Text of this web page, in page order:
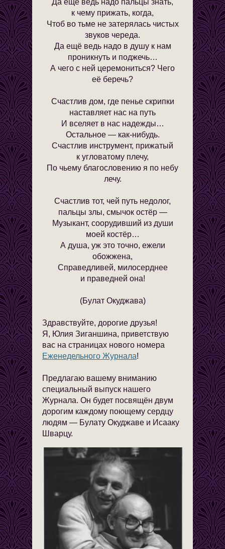
Да ещё ведь надо пальцы знать,
к чему прижать, когда,
Чтоб во тьме не затерялась чистых
звуков череда.
Да ещё ведь надо в душу к нам
проникнуть и поджечь…
А чего с ней церемониться? Чего
её беречь?
Счастлив дом, где пенье скрипки
наставляет нас на путь
И вселяет в нас надежды…
Остальное — как-нибудь.
Счастлив инструмент, прижатый
к угловатому плечу,
По чьему благословению я по небу
лечу.
Счастлив тот, чей путь недолог,
пальцы злы, смычок остёр —
Музыкант, соорудивший из души
моей костёр…
А душа, уж это точно, ежели
обожжена,
Справедливей, милосерднее
и праведней она!
(Булат Окуджава)
Здравствуйте, дорогие друзья!
Я, Юлия Зиганшина, приветствую
вас на страницах нового номера
Еженедельного Журнала!
Предлагаю вашему вниманию
специальный выпуск нашего
Журнала. Он будет посвящён двум
дорогим каждому поющему сердцу
людям — Булату Окуджаве и Исааку
Шварцу.